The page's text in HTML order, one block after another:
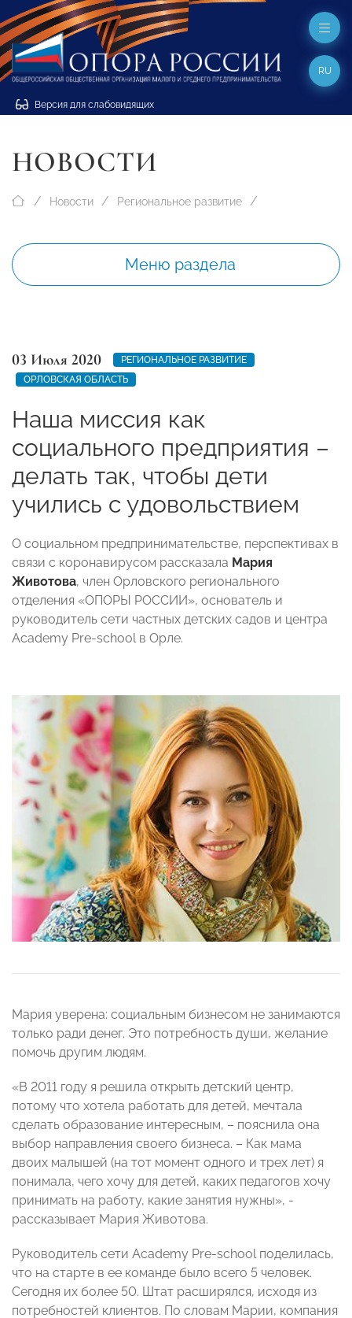
Версия для слабовидящих
RU
НОВОСТИ
Новости Региональное развитие
Меню раздела
03 Июля 2020
РЕГИОНАЛЬНОЕ РАЗВИТИЕ
ОРЛОВСКАЯ ОБЛАСТЬ
Наша миссия как
социального предприятия –
делать так, чтобы дети
учились с удовольствием
О социальном предпринимательстве, перспективах в
связи с коронавирусом рассказала Мария
Животова, член Орловского регионального
отделения «ОПОРЫ РОССИИ», основатель и
руководитель сети частных детских садов и центра
Academy Pre-school в Орле.
Мария уверена: социальным бизнесом не занимаются
только ради денег. Это потребность души, желание
помочь другим людям.
«В 2011 году я решила открыть детский центр,
потому что хотела работать для детей, мечтала
сделать образование интересным, – пояснила она
выбор направления своего бизнеса. – Как мама
двоих малышей (на тот момент одного и трех лет) я
понимала, чего хочу для детей, каких педагогов хочу
принимать на работу, какие занятия нужны», -
рассказывает Мария Животова.
Руководитель сети Academy Pre-school поделилась,
что на старте в ее команде было всего 5 человек.
Сегодня их более 50. Штат расширялся, исходя из
потребностей клиентов. По словам Марии, компания